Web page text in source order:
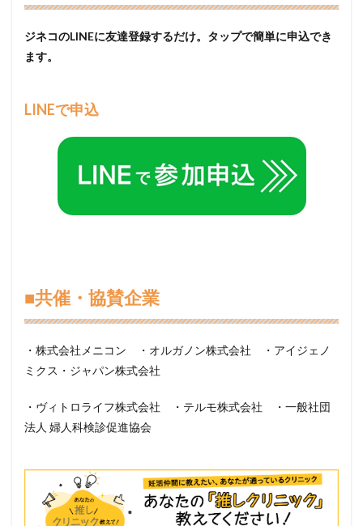
ジネコのLINEに友達登録するだけ。タップで簡単に申込でき
ます。
LINEで申込
■共催・協賛企業
・株式会社メニコン ・オルガノン株式会社 ・アイジェノ
ミクス・ジャパン株式会社
・ヴィトロライフ株式会社 ・テルモ株式会社 ・一般社団
法人 婦人科検診促進協会